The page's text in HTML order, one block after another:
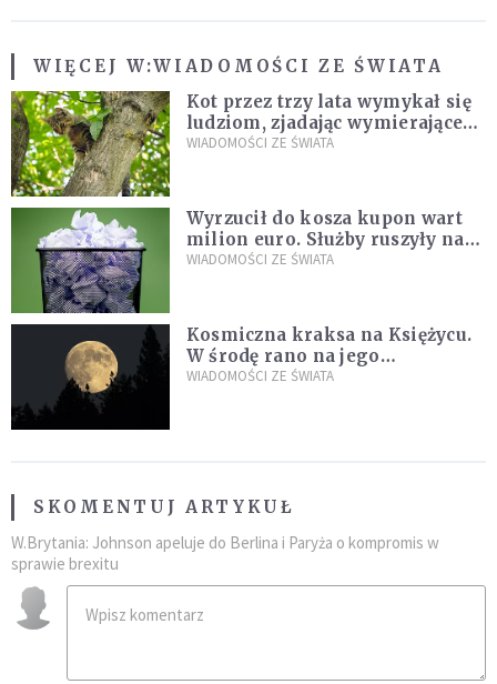
WIĘCEJ W:WIADOMOŚCI ZE ŚWIATA
Kot przez trzy lata wymykał się
ludziom, zjadając wymierające
kaczki. W końcu popełnił
WIADOMOŚCI ZE ŚWIATA
Wyrzucił do kosza kupon wart
milion euro. Służby ruszyły na
poszukiwania
WIADOMOŚCI ZE ŚWIATA
Kosmiczna kraksa na Księżycu.
W środę rano na jego
powierzchni dojdzie do
WIADOMOŚCI ZE ŚWIATA
SKOMENTUJ ARTYKUŁ
W.Brytania: Johnson apeluje do Berlina i Paryża o kompromis w
sprawie brexitu